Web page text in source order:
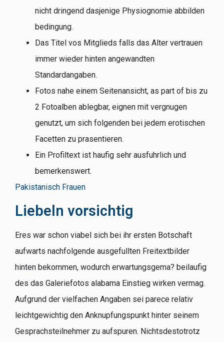
nicht dringend dasjenige Physiognomie abbilden
bedingung.
Das Titel vos Mitglieds falls das Alter vertrauen
immer wieder hinten angewandten
Standardangaben.
Fotos nahe einem Seitenansicht, as part of bis zu
2 Fotoalben ablegbar, eignen mit vergnugen
genutzt, um sich folgenden bei jedem erotischen
Facetten zu prasentieren.
Ein Profiltext ist haufig sehr ausfuhrlich und
bemerkenswert.
Pakistanisch Frauen
Liebeln vorsichtig
Eres war schon viabel sich bei ihr ersten Botschaft
aufwarts nachfolgende ausgefullten Freitextbilder
hinten bekommen, wodurch erwartungsgema? beilaufig
des das Galeriefotos alabama Einstieg wirken vermag.
Aufgrund der vielfachen Angaben sei parece relativ
leichtgewichtig den Anknupfungspunkt hinter seinem
Gesprachsteilnehmer zu aufspuren. Nichtsdestotrotz